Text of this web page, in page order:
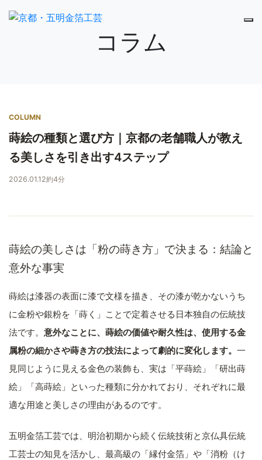
コラム
COLUMN
蒔絵の種類と選び方｜京都の老舗職人が教え
る美しさを引き出す4ステップ
2026.01.12約4分
蒔絵の美しさは「粉の蒔き方」で決まる：結論と
意外な事実
蒔絵は漆器の表面に漆で文様を描き、その漆が乾かないうち
に金粉や銀粉を「蒔く」ことで定着させる日本独自の伝統技
法です。 意外なことに、蒔絵の価値や耐久性は、使用する金
属粉の細かさや蒔き方の技法によって劇的に変化します。 一
見同じように見える金色の装飾も、実は「平蒔絵」「研出蒔
絵」「高蒔絵」といった種類に分かれており、それぞれに最
適な用途と美しさの理由があるのです。
五明金箔工芸では、明治初期から続く伝統技術と京仏具伝統
工芸士の知見を活かし、最高級の「縁付金箔」や「消粉（け